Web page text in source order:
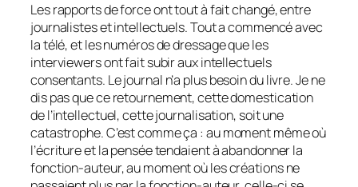
Les rapports de force ont tout à fait changé, entre
journalistes et intellectuels. Tout a commencé avec
la télé, et les numéros de dressage que les
interviewers ont fait subir aux intellectuels
consentants. Le journal n’a plus besoin du livre. Je ne
dis pas que ce retournement, cette domestication
de l’intellectuel, cette journalisation, soit une
catastrophe. C’est comme ça : au moment même où
l’écriture et la pensée tendaient à abandonner la
fonction-auteur, au moment où les créations ne